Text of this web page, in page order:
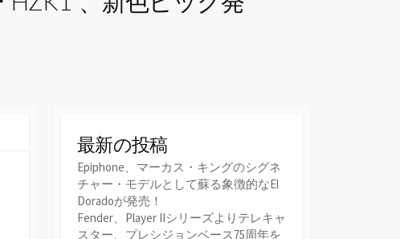
最新の投稿
Epiphone、マーカス・キングのシグネ
チャー・モデルとして蘇る象徴的なEl
Doradoが発売！
Fender、Player IIシリーズよりテレキャ
スター、プレシジョンベース75周年を